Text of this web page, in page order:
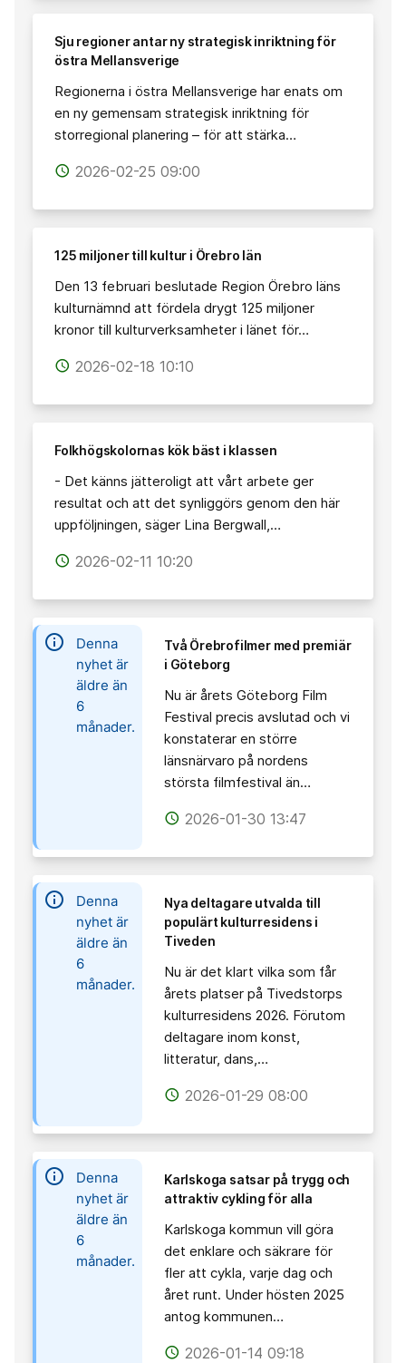
Sju regioner antar ny strategisk inriktning för
östra Mellansverige
Regionerna i östra Mellansverige har enats om
en ny gemensam strategisk inriktning för
storregional planering – för att stärka…
access_time 2026-02-25 09:00
125 miljoner till kultur i Örebro län
Den 13 februari beslutade Region Örebro läns
kulturnämnd att fördela drygt 125 miljoner
kronor till kulturverksamheter i länet för…
access_time 2026-02-18 10:10
Folkhögskolornas kök bäst i klassen
- Det känns jätteroligt att vårt arbete ger
resultat och att det synliggörs genom den här
uppföljningen, säger Lina Bergwall,…
access_time 2026-02-11 10:20
information
Denna
nyhet är
äldre än
6
månader.
Två Örebrofilmer med premiär
i Göteborg
Nu är årets Göteborg Film
Festival precis avslutad och vi
konstaterar en större
länsnärvaro på nordens
största filmfestival än…
access_time 2026-01-30 13:47
information
Denna
nyhet är
äldre än
6
månader.
Nya deltagare utvalda till
populärt kulturresidens i
Tiveden
Nu är det klart vilka som får
årets platser på Tivedstorps
kulturresidens 2026. Förutom
deltagare inom konst,
litteratur, dans,…
access_time 2026-01-29 08:00
information
Denna
nyhet är
äldre än
6
månader.
Karlskoga satsar på trygg och
attraktiv cykling för alla
Karlskoga kommun vill göra
det enklare och säkrare för
fler att cykla, varje dag och
året runt. Under hösten 2025
antog kommunen…
access_time 2026-01-14 09:18